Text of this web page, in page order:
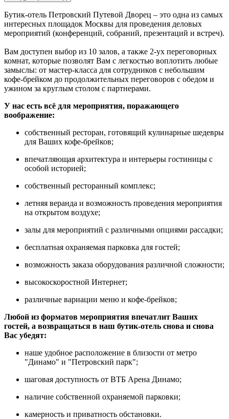
Бутик-отель Петровский Путевой Дворец – это одна из самых
интересных площадок Москвы для проведения деловых
мероприятий (конференций, собраний, презентаций и встреч).
Вам доступен выбор из 10 залов, а также 2-ух переговорных
комнат, которые позволят Вам с легкостью воплотить любые
замыслы: от мастер-класса для сотрудников с небольшим
кофе-брейком до продолжительных переговоров с обедом и
ужином за круглым столом с партнерами.
У нас есть всё для мероприятия, поражающего
воображение:
собственный ресторан, готовящий кулинарные шедевры
для Ваших кофе-брейков;
впечатляющая архитектура и интерьеры гостиницы с
особой историей;
собственный ресторанный комплекс;
летняя веранда и возможность проведения мероприятия
на открытом воздухе;
залы для мероприятий с различными опциями рассадки;
бесплатная охраняемая парковка для гостей;
возможность заказа оборудования различной сложности;
высокоскоростной Интернет;
различные вариации меню и кофе-брейков;
Любой из форматов мероприятия впечатлит Ваших
гостей, а возвращаться в наш бутик-отель снова и снова
Вас убедят:
наше удобное расположение в близости от метро
"Динамо" и "Петровский парк";
шаговая доступность от ВТБ Арена Динамо;
наличие собственной охраняемой парковки;
камерность и приватность обстановки.